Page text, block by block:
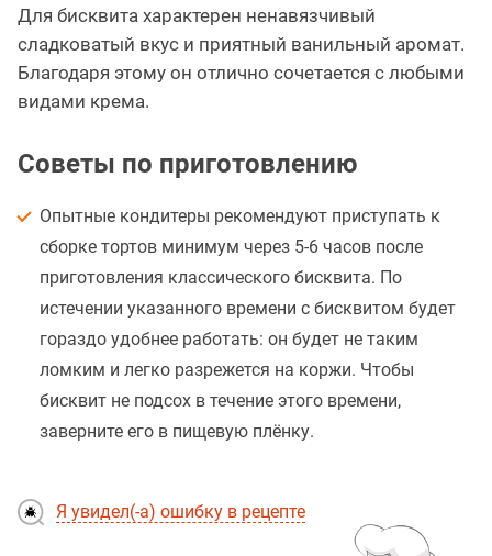
Для бисквита характерен ненавязчивый
сладковатый вкус и приятный ванильный аромат.
Благодаря этому он отлично сочетается с любыми
видами крема.
Советы по приготовлению
Опытные кондитеры рекомендуют приступать к
сборке тортов минимум через 5-6 часов после
приготовления классического бисквита. По
истечении указанного времени с бисквитом будет
гораздо удобнее работать: он будет не таким
ломким и легко разрежется на коржи. Чтобы
бисквит не подсох в течение этого времени,
заверните его в пищевую плёнку.
Я увидел(-а) ошибку в рецепте